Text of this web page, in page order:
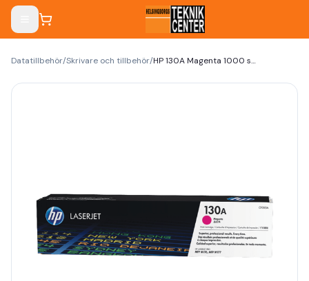
Datatillbehör/Skrivare och tillbehör/ HP 130A Magenta 1000 sidor Toner CF353A